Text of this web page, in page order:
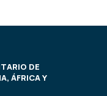
DE
ÁFRICA Y